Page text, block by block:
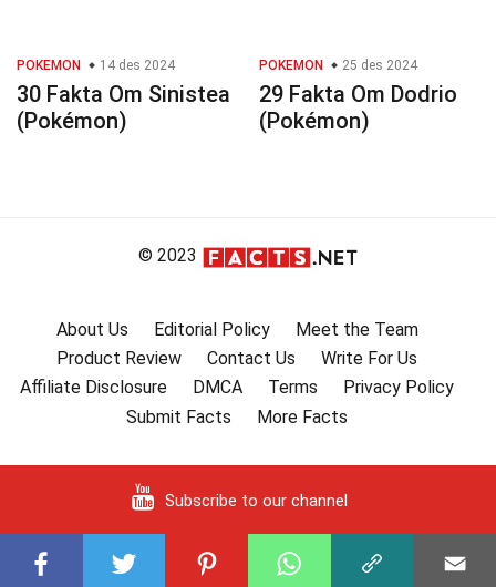
POKEMON 14 des 2024
30 Fakta Om Sinistea
(Pokémon)
POKEMON 25 des 2024
29 Fakta Om Dodrio
(Pokémon)
© 2023
About Us Editorial Policy
Meet the Team
Product Review
Contact Us
Write For Us
Affiliate Disclosure
DMCA Terms
Privacy Policy
Submit Facts
More Facts
Subscribe to our channel